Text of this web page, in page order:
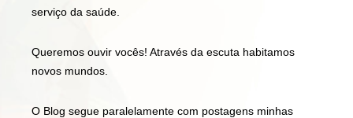
serviço da saúde.
Queremos ouvir vocês! Através da escuta habitamos
novos mundos.
O Blog segue paralelamente com postagens minhas